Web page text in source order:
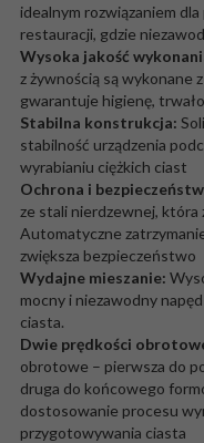
idealnym rozwiązaniem
restauracji, gdzie
Wysoka jakość
z żywnością są wykonane
gwarantuje higienę,
Stabilna konstrukcja:
stabilność urządzenia
wyrabianiu ciężkich ciast
Ochrona i
ze stali nierdzewnej, która
Automatyczne
zwiększa bezpieczeństwo
Wydajne mieszanie:
mocny i niezawodny
ciasta.
Dwie prędkości
obrotowe – pierwsza do
druga do końcowego
dostosowanie procesu
przygotowywania ciasta